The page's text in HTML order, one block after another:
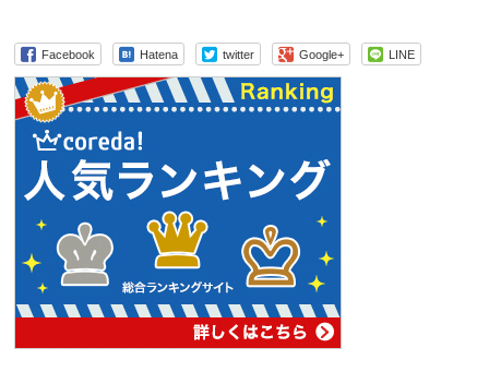
Facebook Hatena twitter Google+ LINE